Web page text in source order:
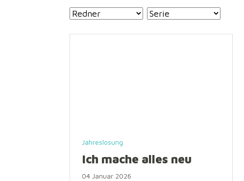
Jahreslosung
Ich mache alles neu
04 Januar 2026